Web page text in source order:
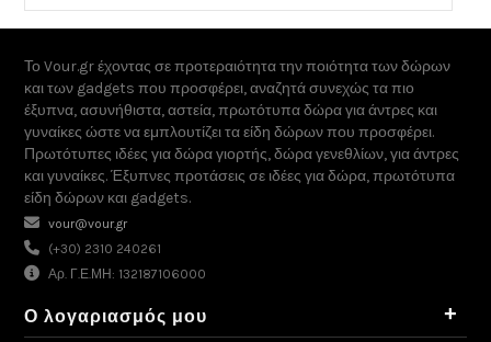
Το Vour.gr έχοντας σε προτεραιότητα την ποιότητα των δώρων
και των gadgets που προσφέρει, αναζητά συνεχώς τα πιο
έξυπνα, ασυνήθιστα, αστεία, πρωτότυπα δώρα για άντρες και
γυναίκες ώστε να εμπλουτίζει τα είδη δώρων που προσφέρει.
Πρωτότυπες ιδέες για δώρα γιορτής, δώρα γενεθλίων, για άντρες
και γυναίκες. Έξυπνες προτάσεις σε ιδέες για δώρα, πρωτότυπα
είδη δώρων και gadgets.
vour@vour.gr
(+30) 2310 240261
Αρ. Γ.Ε.ΜΗ: 132187106000
Ο λογαριασμός μου +